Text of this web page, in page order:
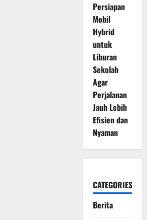
Persiapan
Mobil
Hybrid
untuk
Liburan
Sekolah
Agar
Perjalanan
Jauh Lebih
Efisien dan
Nyaman
CATEGORIES
Berita